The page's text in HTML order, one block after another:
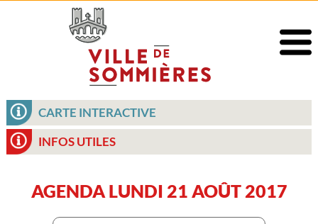
CARTE INTERACTIVE
INFOS UTILES
AGENDA LUNDI 21 AOÛT 2017